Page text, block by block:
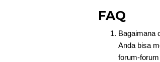
FAQ
Bagaimana
Anda bisa
forum-